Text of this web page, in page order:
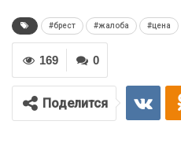
#брест #жалоба #цена
0
169
Поделится